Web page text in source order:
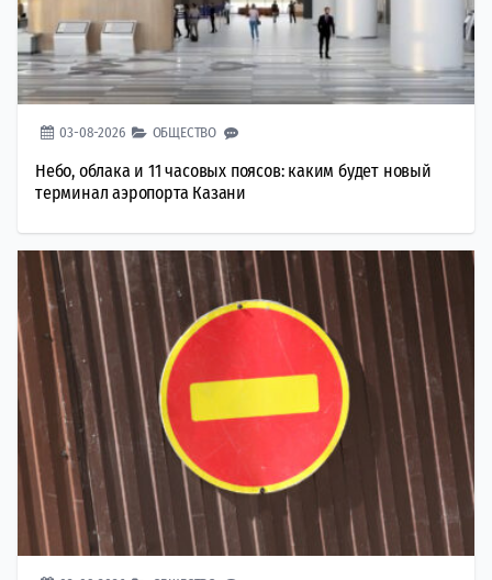
03-08-2026 ОБЩЕСТВО
Небо, облака и 11 часовых поясов: каким будет новый
терминал аэропорта Казани